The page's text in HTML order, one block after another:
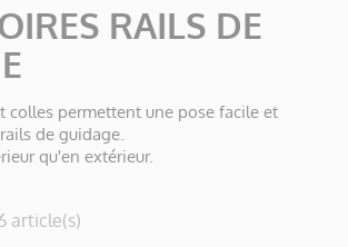
RAILS DE
colles permettent une pose facile et
de guidage.
qu'en extérieur.
article(s)